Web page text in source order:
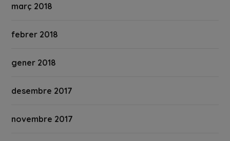
març 2018
febrer 2018
gener 2018
desembre 2017
novembre 2017